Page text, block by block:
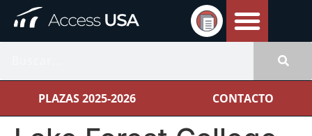
PLAZAS 2025-2026 CONTACTO